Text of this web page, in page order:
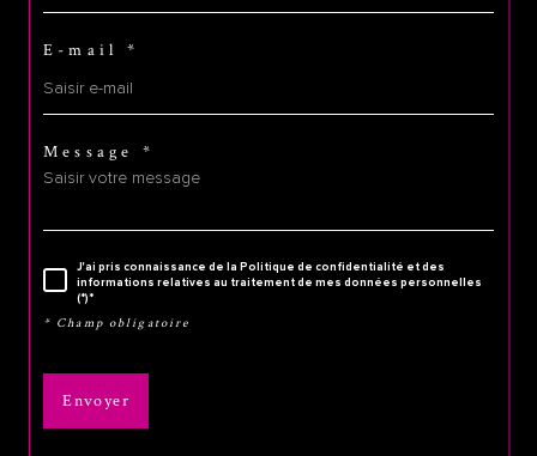
E-mail *
Message *
J'ai pris connaissance de la Politique de confidentialité et des
informations relatives au traitement de mes données personnelles
(*)*
* Champ obligatoire
Envoyer